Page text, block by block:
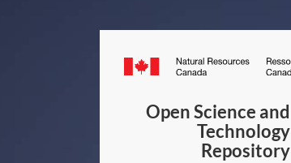
Canada.ca
Open Science and
Technology
Repository